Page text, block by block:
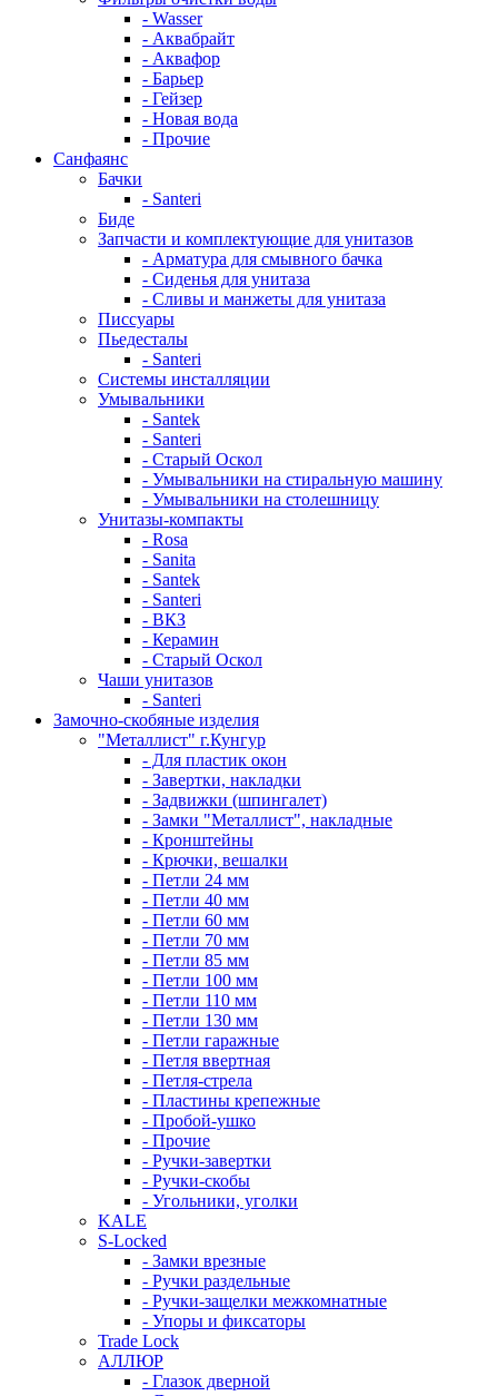
- Wasser
- Аквабрайт
- Аквафор
- Барьер
- Гейзер
- Новая вода
- Прочие
Санфаянс
Бачки
- Santeri
Биде
Запчасти и комплектующие для унитазов
- Арматура для смывного бачка
- Сиденья для унитаза
- Сливы и манжеты для унитаза
Писсуары
Пьедесталы
- Santeri
Системы инсталляции
Умывальники
- Santek
- Santeri
- Старый Оскол
- Умывальники на стиральную машину
- Умывальники на столешницу
Унитазы-компакты
- Rosa
- Sanita
- Santek
- Santeri
- ВКЗ
- Керамин
- Старый Оскол
Чаши унитазов
- Santeri
Замочно-скобяные изделия
"Металлист" г.Кунгур
- Для пластик окон
- Завертки, накладки
- Задвижки (шпингалет)
- Замки "Металлист", накладные
- Кронштейны
- Крючки, вешалки
- Петли 24 мм
- Петли 40 мм
- Петли 60 мм
- Петли 70 мм
- Петли 85 мм
- Петли 100 мм
- Петли 110 мм
- Петли 130 мм
- Петли гаражные
- Петля ввертная
- Петля-стрела
- Пластины крепежные
- Пробой-ушко
- Прочие
- Ручки-завертки
- Ручки-скобы
- Угольники, уголки
KALE
S-Locked
- Замки врезные
- Ручки раздельные
- Ручки-защелки межкомнатные
- Упоры и фиксаторы
Trade Lock
АЛЛЮР
- Глазок дверной